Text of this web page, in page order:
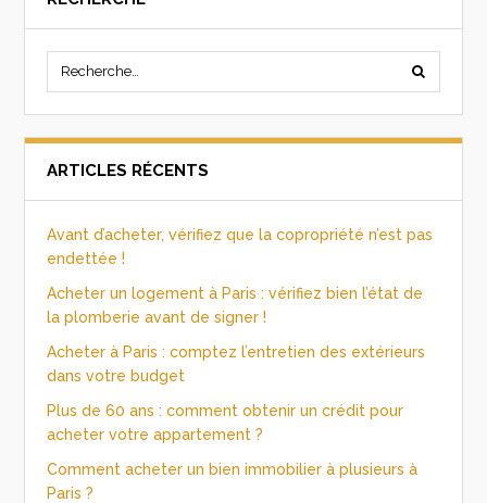
ARTICLES RÉCENTS
Avant d’acheter, vérifiez que la copropriété n’est pas
endettée !
Acheter un logement à Paris : vérifiez bien l’état de
la plomberie avant de signer !
Acheter à Paris : comptez l’entretien des extérieurs
dans votre budget
Plus de 60 ans : comment obtenir un crédit pour
acheter votre appartement ?
Comment acheter un bien immobilier à plusieurs à
Paris ?